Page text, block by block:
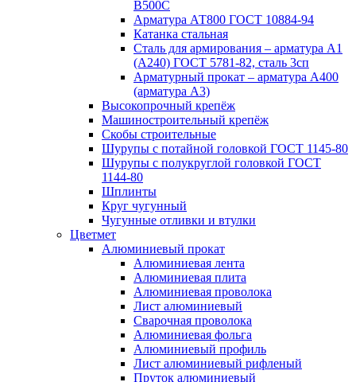
В500С
Арматура АТ800 ГОСТ 10884-94
Катанка стальная
Сталь для армирования – арматура А1
(А240) ГОСТ 5781-82, сталь 3сп
Арматурный прокат – арматура А400
(арматура А3)
Высокопрочный крепёж
Машиностроительный крепёж
Скобы строительные
Шурупы с потайной головкой ГОСТ 1145-80
Шурупы с полукруглой головкой ГОСТ
1144-80
Шплинты
Круг чугунный
Чугунные отливки и втулки
Цветмет
Алюминиевый прокат
Алюминиевая лента
Алюминиевая плита
Алюминиевая проволока
Лист алюминиевый
Сварочная проволока
Алюминиевая фольга
Алюминиевый профиль
Лист алюминиевый рифленый
Пруток алюминиевый